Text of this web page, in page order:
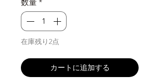
数量 *
在庫残り2点
カートに追加する